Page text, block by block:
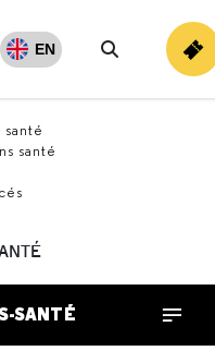
EN
Rechercher
santé
SANTÉ